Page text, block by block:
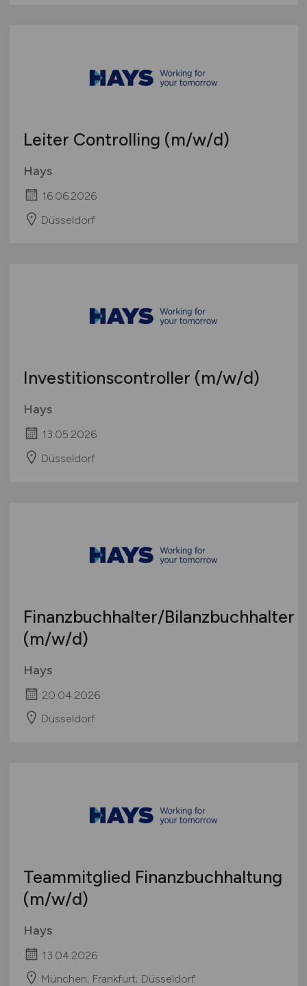
Leiter Controlling (m/w/d)
Hays
16.06.2026
Düsseldorf
Investitionscontroller (m/w/d)
Hays
13.05.2026
Düsseldorf
Finanzbuchhalter/Bilanzbuchhalter
(m/w/d)
Hays
20.04.2026
Düsseldorf
Teammitglied Finanzbuchhaltung
(m/w/d)
Hays
13.04.2026
München; Frankfurt; Düsseldorf